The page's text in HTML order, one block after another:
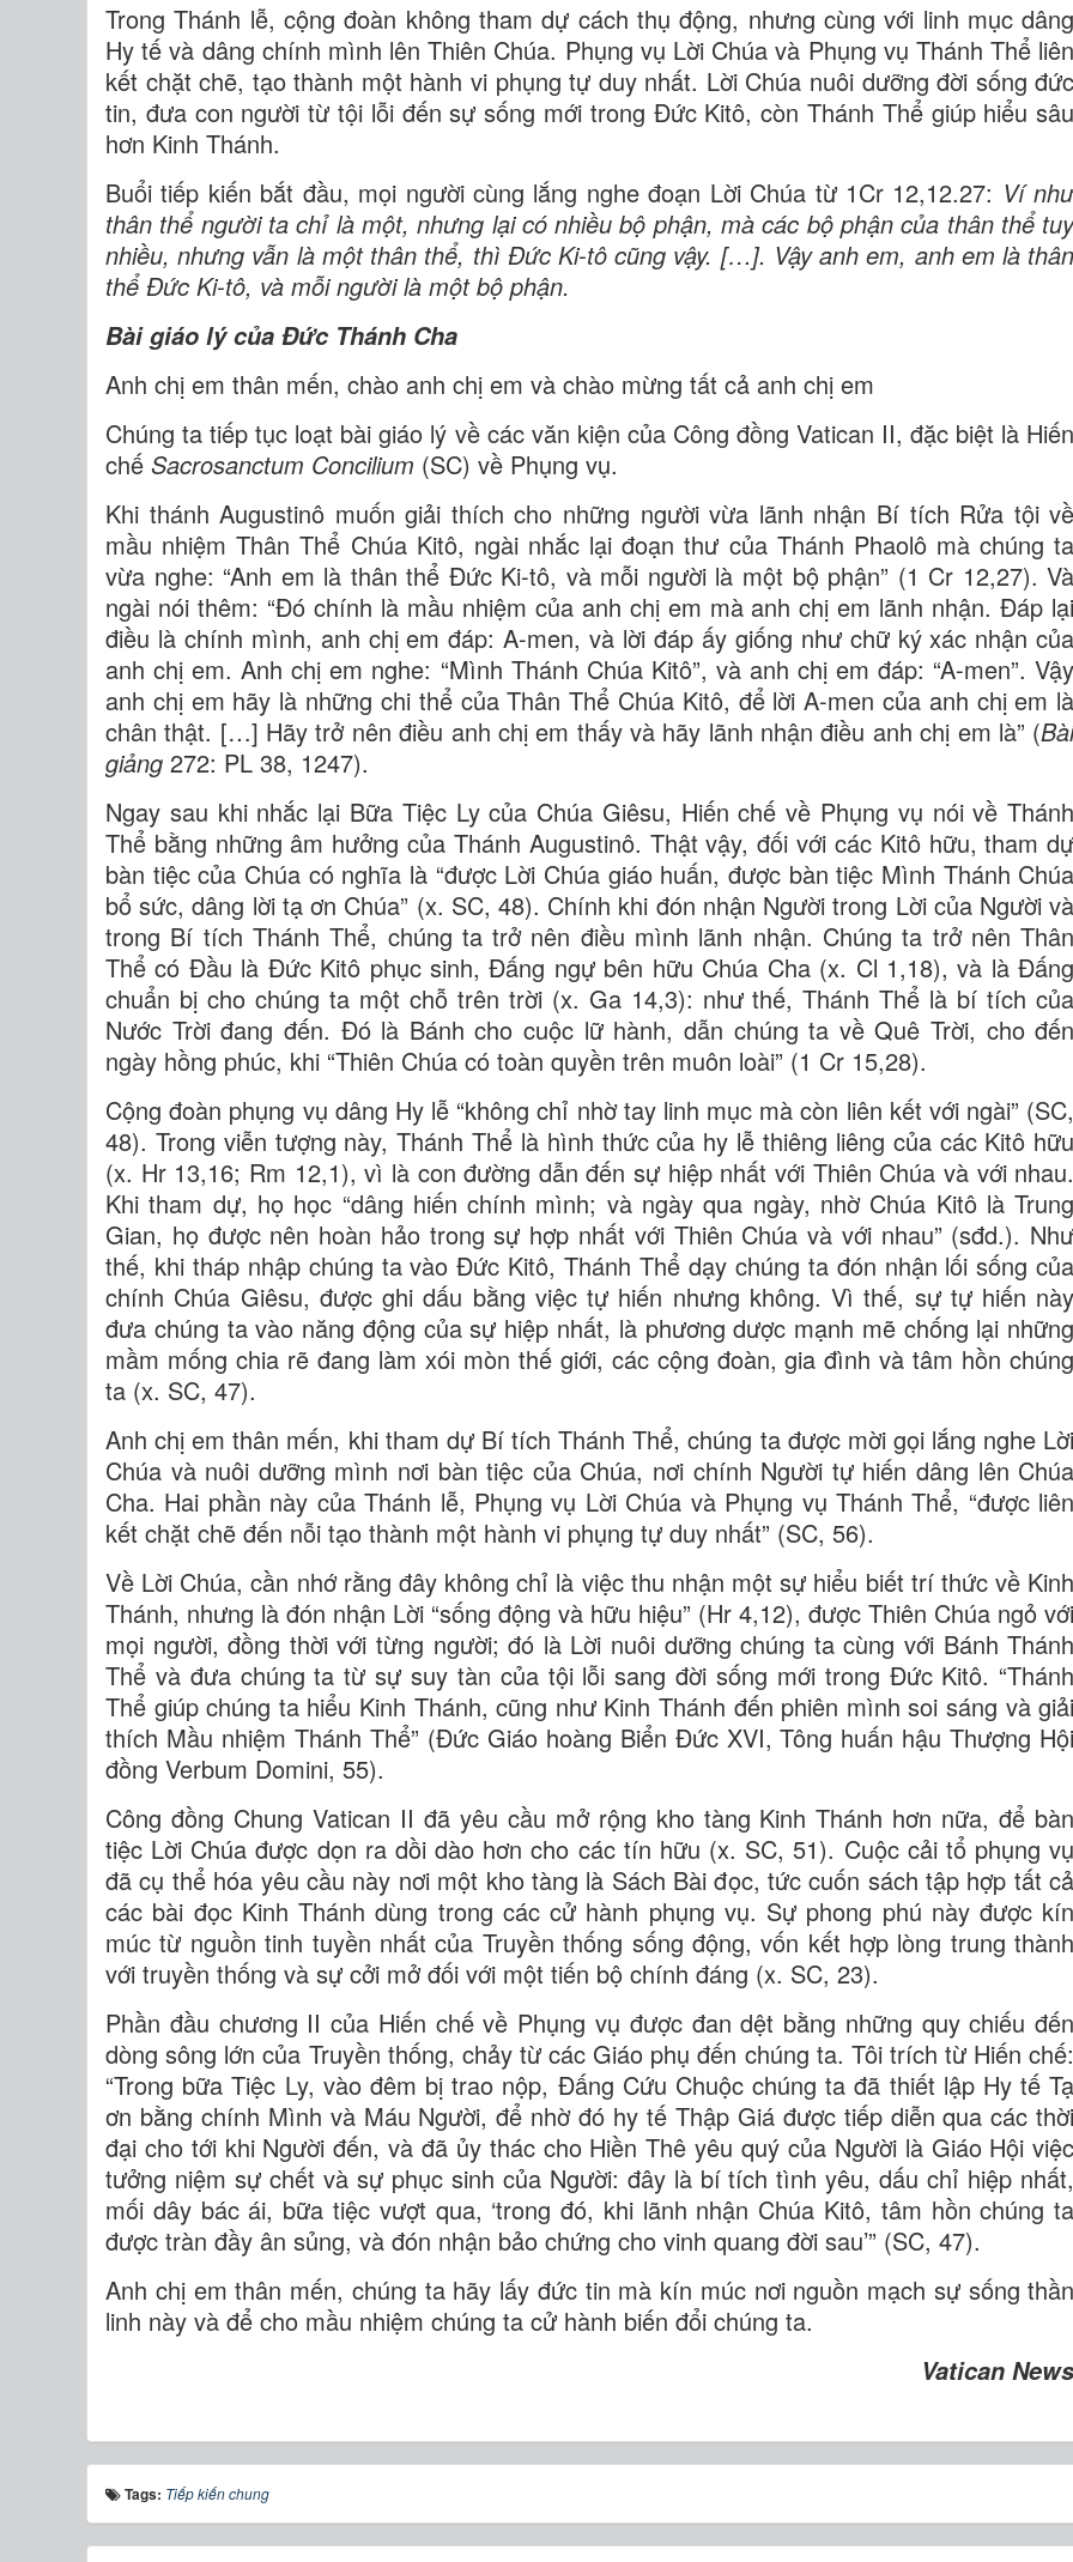
Trong Thánh lễ, cộng đoàn không tham dự cách thụ động, nhưng cùng với linh mục dâng
Hy tế và dâng chính mình lên Thiên Chúa. Phụng vụ Lời Chúa và Phụng vụ Thánh Thể liên
kết chặt chẽ, tạo thành một hành vi phụng tự duy nhất. Lời Chúa nuôi dưỡng đời sống đức
tin, đưa con người từ tội lỗi đến sự sống mới trong Đức Kitô, còn Thánh Thể giúp hiểu sâu
hơn Kinh Thánh.
Buổi tiếp kiến bắt đầu, mọi người cùng lắng nghe đoạn Lời Chúa từ 1Cr 12,12.27: Ví như
thân thể người ta chỉ là một, nhưng lại có nhiều bộ phận, mà các bộ phận của thân thể tuy
nhiều, nhưng vẫn là một thân thể, thì Đức Ki-tô cũng vậy. […]. Vậy anh em, anh em là thân
thể Đức Ki-tô, và mỗi người là một bộ phận.
Bài giáo lý của Đức Thánh Cha
Anh chị em thân mến, chào anh chị em và chào mừng tất cả anh chị em
Chúng ta tiếp tục loạt bài giáo lý về các văn kiện của Công đồng Vatican II, đặc biệt là Hiến
chế Sacrosanctum Concilium (SC) về Phụng vụ.
Khi thánh Augustinô muốn giải thích cho những người vừa lãnh nhận Bí tích Rửa tội về
mầu nhiệm Thân Thể Chúa Kitô, ngài nhắc lại đoạn thư của Thánh Phaolô mà chúng ta
vừa nghe: “Anh em là thân thể Đức Ki-tô, và mỗi người là một bộ phận” (1 Cr 12,27). Và
ngài nói thêm: “Đó chính là mầu nhiệm của anh chị em mà anh chị em lãnh nhận. Đáp lại
điều là chính mình, anh chị em đáp: A-men, và lời đáp ấy giống như chữ ký xác nhận của
anh chị em. Anh chị em nghe: “Mình Thánh Chúa Kitô”, và anh chị em đáp: “A-men”. Vậy
anh chị em hãy là những chi thể của Thân Thể Chúa Kitô, để lời A-men của anh chị em là
chân thật. […] Hãy trở nên điều anh chị em thấy và hãy lãnh nhận điều anh chị em là” (Bài
giảng 272: PL 38, 1247).
Ngay sau khi nhắc lại Bữa Tiệc Ly của Chúa Giêsu, Hiến chế về Phụng vụ nói về Thánh
Thể bằng những âm hưởng của Thánh Augustinô. Thật vậy, đối với các Kitô hữu, tham dự
bàn tiệc của Chúa có nghĩa là “được Lời Chúa giáo huấn, được bàn tiệc Mình Thánh Chúa
bổ sức, dâng lời tạ ơn Chúa” (x. SC, 48). Chính khi đón nhận Người trong Lời của Người và
trong Bí tích Thánh Thể, chúng ta trở nên điều mình lãnh nhận. Chúng ta trở nên Thân
Thể có Đầu là Đức Kitô phục sinh, Đấng ngự bên hữu Chúa Cha (x. Cl 1,18), và là Đấng
chuẩn bị cho chúng ta một chỗ trên trời (x. Ga 14,3): như thế, Thánh Thể là bí tích của
Nước Trời đang đến. Đó là Bánh cho cuộc lữ hành, dẫn chúng ta về Quê Trời, cho đến
ngày hồng phúc, khi “Thiên Chúa có toàn quyền trên muôn loài” (1 Cr 15,28).
Cộng đoàn phụng vụ dâng Hy lễ “không chỉ nhờ tay linh mục mà còn liên kết với ngài” (SC,
48). Trong viễn tượng này, Thánh Thể là hình thức của hy lễ thiêng liêng của các Kitô hữu
(x. Hr 13,16; Rm 12,1), vì là con đường dẫn đến sự hiệp nhất với Thiên Chúa và với nhau.
Khi tham dự, họ học “dâng hiến chính mình; và ngày qua ngày, nhờ Chúa Kitô là Trung
Gian, họ được nên hoàn hảo trong sự hợp nhất với Thiên Chúa và với nhau” (sđd.). Như
thế, khi tháp nhập chúng ta vào Đức Kitô, Thánh Thể dạy chúng ta đón nhận lối sống của
chính Chúa Giêsu, được ghi dấu bằng việc tự hiến nhưng không. Vì thế, sự tự hiến này
đưa chúng ta vào năng động của sự hiệp nhất, là phương dược mạnh mẽ chống lại những
mầm mống chia rẽ đang làm xói mòn thế giới, các cộng đoàn, gia đình và tâm hồn chúng
ta (x. SC, 47).
Anh chị em thân mến, khi tham dự Bí tích Thánh Thể, chúng ta được mời gọi lắng nghe Lời
Chúa và nuôi dưỡng mình nơi bàn tiệc của Chúa, nơi chính Người tự hiến dâng lên Chúa
Cha. Hai phần này của Thánh lễ, Phụng vụ Lời Chúa và Phụng vụ Thánh Thể, “được liên
kết chặt chẽ đến nỗi tạo thành một hành vi phụng tự duy nhất” (SC, 56).
Về Lời Chúa, cần nhớ rằng đây không chỉ là việc thu nhận một sự hiểu biết trí thức về Kinh
Thánh, nhưng là đón nhận Lời “sống động và hữu hiệu” (Hr 4,12), được Thiên Chúa ngỏ với
mọi người, đồng thời với từng người; đó là Lời nuôi dưỡng chúng ta cùng với Bánh Thánh
Thể và đưa chúng ta từ sự suy tàn của tội lỗi sang đời sống mới trong Đức Kitô. “Thánh
Thể giúp chúng ta hiểu Kinh Thánh, cũng như Kinh Thánh đến phiên mình soi sáng và giải
thích Mầu nhiệm Thánh Thể” (Đức Giáo hoàng Biển Đức XVI, Tông huấn hậu Thượng Hội
đồng Verbum Domini, 55).
Công đồng Chung Vatican II đã yêu cầu mở rộng kho tàng Kinh Thánh hơn nữa, để bàn
tiệc Lời Chúa được dọn ra dồi dào hơn cho các tín hữu (x. SC, 51). Cuộc cải tổ phụng vụ
đã cụ thể hóa yêu cầu này nơi một kho tàng là Sách Bài đọc, tức cuốn sách tập hợp tất cả
các bài đọc Kinh Thánh dùng trong các cử hành phụng vụ. Sự phong phú này được kín
múc từ nguồn tinh tuyền nhất của Truyền thống sống động, vốn kết hợp lòng trung thành
với truyền thống và sự cởi mở đối với một tiến bộ chính đáng (x. SC, 23).
Phần đầu chương II của Hiến chế về Phụng vụ được đan dệt bằng những quy chiếu đến
dòng sông lớn của Truyền thống, chảy từ các Giáo phụ đến chúng ta. Tôi trích từ Hiến chế:
“Trong bữa Tiệc Ly, vào đêm bị trao nộp, Đấng Cứu Chuộc chúng ta đã thiết lập Hy tế Tạ
ơn bằng chính Mình và Máu Người, để nhờ đó hy tế Thập Giá được tiếp diễn qua các thời
đại cho tới khi Người đến, và đã ủy thác cho Hiền Thê yêu quý của Người là Giáo Hội việc
tưởng niệm sự chết và sự phục sinh của Người: đây là bí tích tình yêu, dấu chỉ hiệp nhất,
mối dây bác ái, bữa tiệc vượt qua, ‘trong đó, khi lãnh nhận Chúa Kitô, tâm hồn chúng ta
được tràn đầy ân sủng, và đón nhận bảo chứng cho vinh quang đời sau’” (SC, 47).
Anh chị em thân mến, chúng ta hãy lấy đức tin mà kín múc nơi nguồn mạch sự sống thần
linh này và để cho mầu nhiệm chúng ta cử hành biến đổi chúng ta.
Vatican News
Tags: Tiếp kiến chung